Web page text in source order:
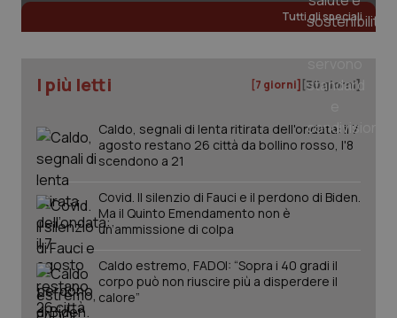
Tutti gli speciali
I più letti [7 giorni] [30 giorni]
Caldo, segnali di lenta ritirata dell'ondata: il 7
agosto restano 26 città da bollino rosso, l'8
scendono a 21
Covid. Il silenzio di Fauci e il perdono di Biden.
Ma il Quinto Emendamento non è
un’ammissione di colpa
Caldo estremo, FADOI: “Sopra i 40 gradi il
corpo può non riuscire più a disperdere il
calore”
PHPSESSID
PHP.net
www.quotidianosanita.it